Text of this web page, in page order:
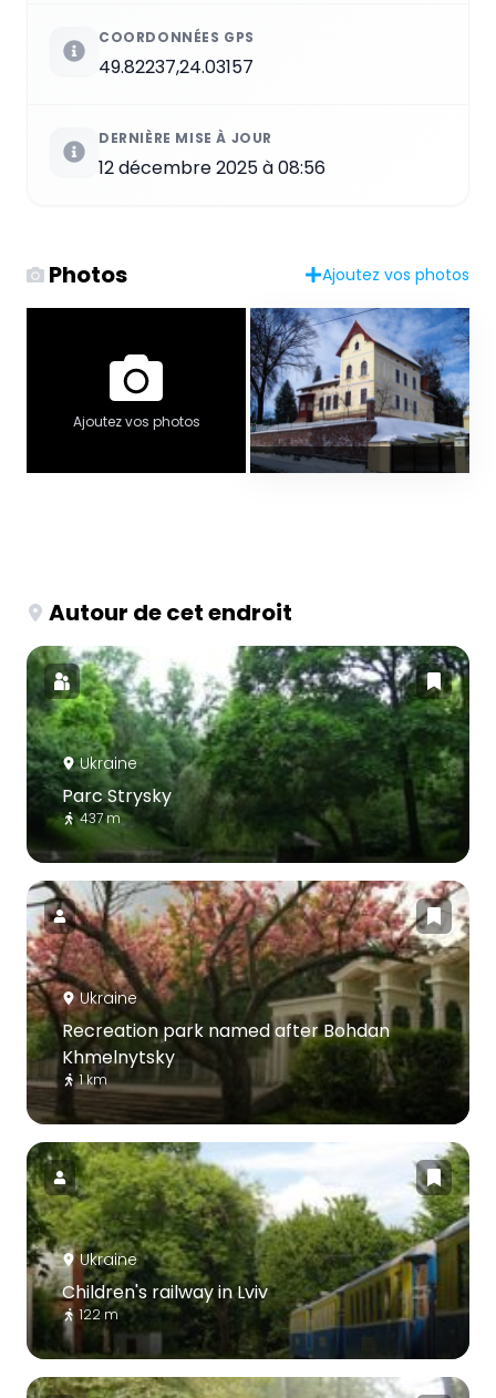
COORDONNÉES GPS
49.82237,24.03157
DERNIÈRE MISE À JOUR
12 décembre 2025 à 08:56
Photos Ajoutez vos photos
Ajoutez vos photos
Autour de cet endroit
Ukraine
Parc Strysky
437 m
Ukraine
Recreation park named after Bohdan
Khmelnytsky
1 km
Ukraine
Children's railway in Lviv
122 m